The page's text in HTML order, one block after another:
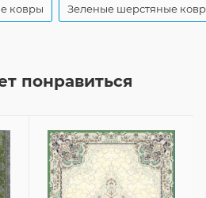
ковры Зеленые шерстяные
понравиться